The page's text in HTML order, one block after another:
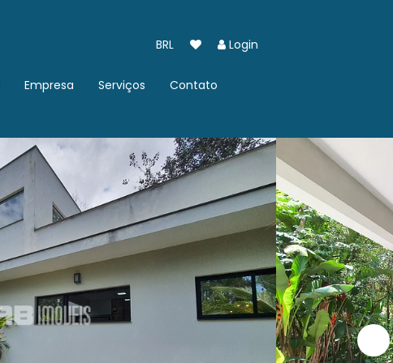
BRL Login
Empresa
Trabalhe Conosco
Fale conosco
Localização
Serviços
Cadastre seu Imóvel
Indique um Imóvel
Contato